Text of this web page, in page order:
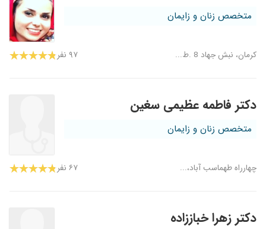
متخصص زنان و زایمان
کرمان، نبش جهاد 8 .ط... ۹۷ نفر
دکتر فاطمه عظیمی سغین
متخصص زنان و زایمان
چهارراه طهماسب آباد،... ۶۷ نفر
دکتر زهرا خباززاده